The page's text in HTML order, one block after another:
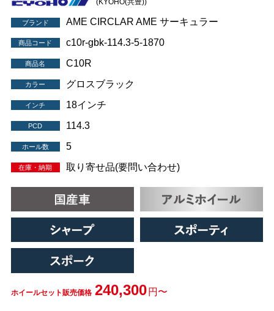
(KYOHO(共豊))
ブランド AME CIRCLAR AME サーキュラー
商品コード c10r-gbk-114.3-5-1870
商品名 C10R
カラー グロスブラック
インチ 18インチ
PCD 114.3
ホール数 5
在庫・納期 取り寄せ品(要問い合わせ)
ホイールセット販売価格 240,300 円〜